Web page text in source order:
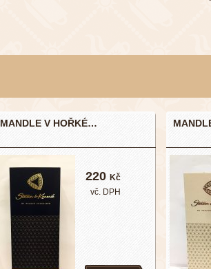
MANDLE V HOŘKÉ…
220 Kč
vč. DPH